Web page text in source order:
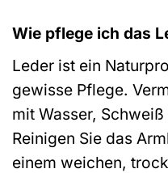
Wie pflege ich das
Leder ist ein
gewisse Pflege.
mit Wasser,
Reinigen Sie das
einem weichen,